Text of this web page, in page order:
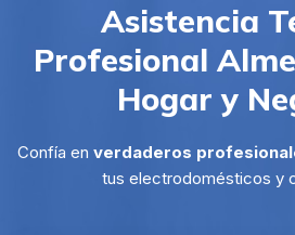
Asistencia
Profesional
Hogar y
Confía en verdaderos
tus electrodomésticos y